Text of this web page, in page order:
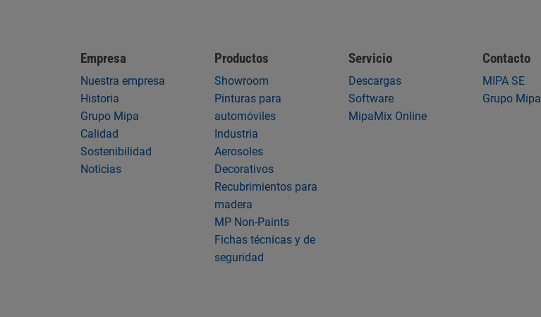
Empresa
Nuestra empresa
Historia
Grupo Mipa
Calidad
Sostenibilidad
Noticias
Productos
Showroom
Pinturas para
automóviles
Industria
Aerosoles
Decorativos
Recubrimientos para
madera
MP Non-Paints
Fichas técnicas y de
seguridad
Servicio
Descargas
Software
MipaMix Online
Contacto
MIPA SE
Grupo Mipa